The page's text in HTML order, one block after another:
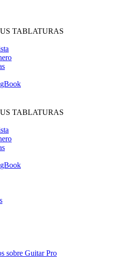
TABLATURAS
TABLATURAS
sobre Guitar Pro